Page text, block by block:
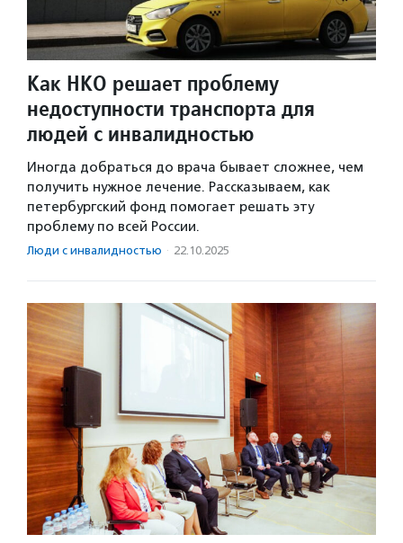
Как НКО решает проблему
недоступности транспорта для
людей с инвалидностью
Иногда добраться до врача бывает сложнее, чем
получить нужное лечение. Рассказываем, как
петербургский фонд помогает решать эту
проблему по всей России.
Люди с инвалидностью · 22.10.2025